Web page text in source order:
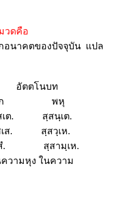
วดคือ
อนาคตของปัจจุบัน แปล
โนบท
พหุ
. สฺสนฺเต.
สฺสวฺเห.
สฺสามฺเห.
วามหุง ในความ